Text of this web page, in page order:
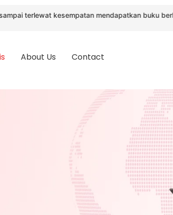
kesempatan mendapatkan buku berkualitas
About Us Contact